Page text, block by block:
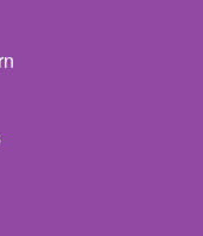
Senioren